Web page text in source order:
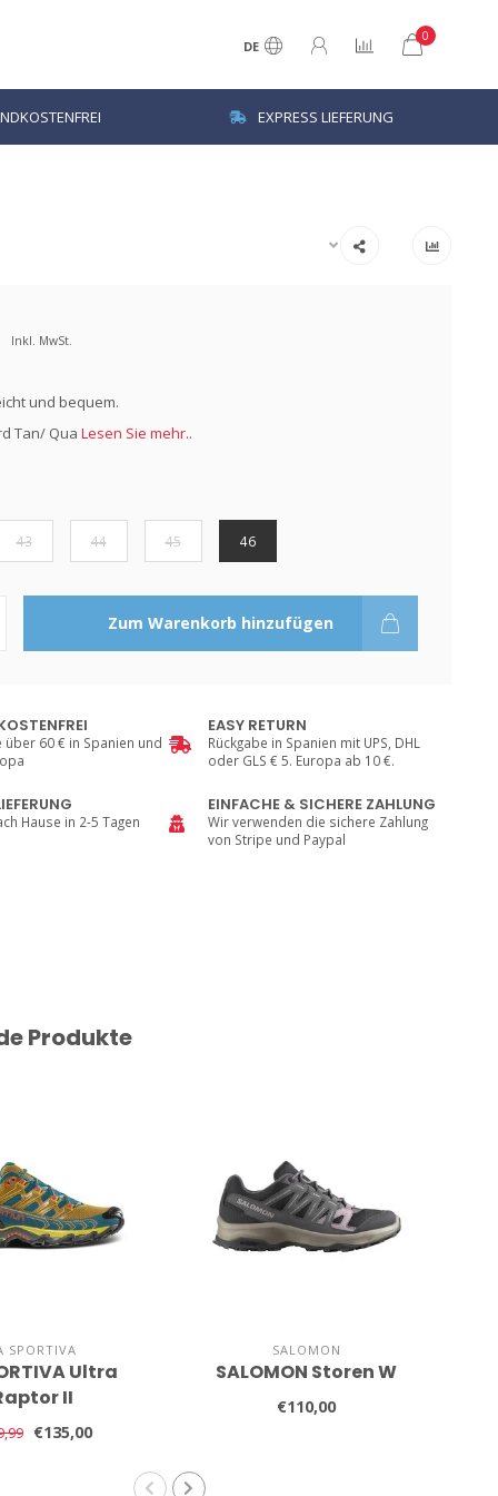
DE
0
EXPRESS LIEFERUNG
Inkl. MwSt.
und bequem.
Tan/ Qua Lesen Sie mehr..
43 44 45 46
Zum Warenkorb hinzufügen
über 60 € in Spanien und
EASY RETURN
Rückgabe in Spanien mit UPS, DHL
oder GLS € 5. Europa ab 10 €.
Hause in 2-5 Tagen
EINFACHE & SICHERE ZAHLUNG
Wir verwenden die sichere Zahlung
von Stripe und Paypal
Produkte
SPORTIVA
Ultra
II
€135,00
SALOMON
SALOMON Storen W
€110,00